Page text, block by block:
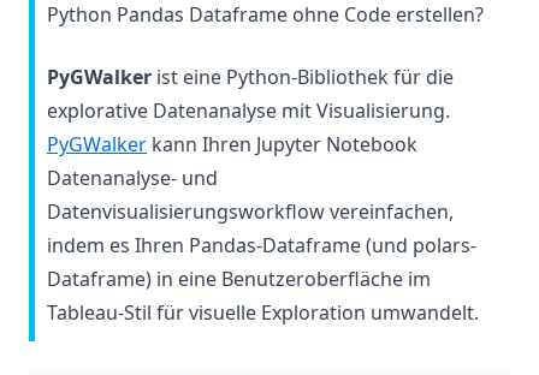
Python Pandas Dataframe ohne Code erstellen?
PyGWalker ist eine Python-Bibliothek für die
explorative Datenanalyse mit Visualisierung.
PyGWalker(opens in a new tab)
kann Ihren Jupyter Notebook
Datenanalyse- und
Datenvisualisierungsworkflow vereinfachen,
indem es Ihren Pandas-Dataframe (und polars-
Dataframe) in eine Benutzeroberfläche im
Tableau-Stil für visuelle Exploration umwandelt.